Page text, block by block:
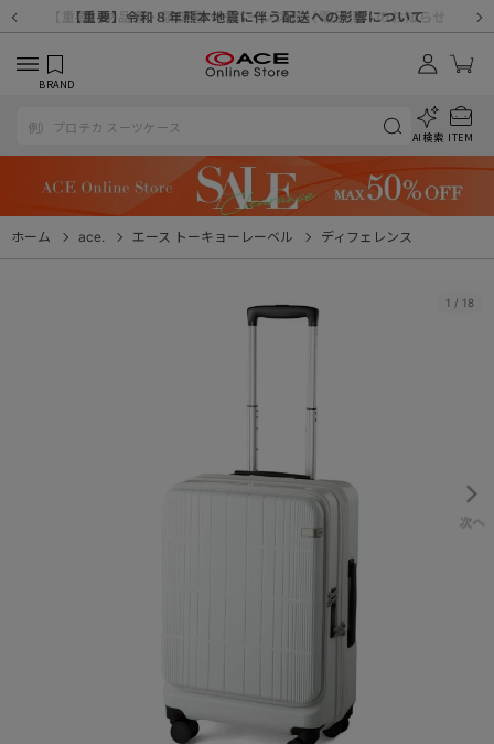
【重要】8/11（火・祝）休業及び配送スケジュールについて
【重要】令和８年熊本地震に伴う配送への影響について
【重要】納品書・領収書ペーパーレス化（電子化）のお知らせ
【重要】天候不良や交通状況・物量増等に伴う配送への影響について
【重要】悪質な詐欺サイトにご注意ください
【重要】各種メールが届かない場合に関しまして
【重要】お問い合わせのご対応に関しまして
【重要】SNSのなりすまし詐欺にご注意ください
BRAND
AI検索 ITEM
ホーム ace. エース トーキョーレーベル ディフェレンス
1 / 18